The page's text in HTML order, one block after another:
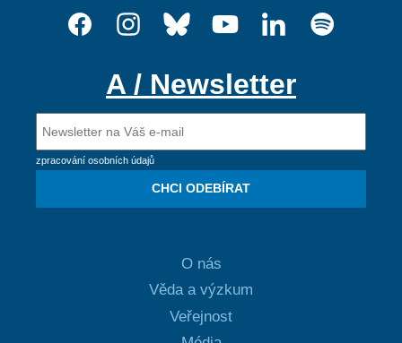
A / Newsletter
zpracování osobních údajů
CHCI ODEBÍRAT
O nás
Věda a výzkum
Veřejnost